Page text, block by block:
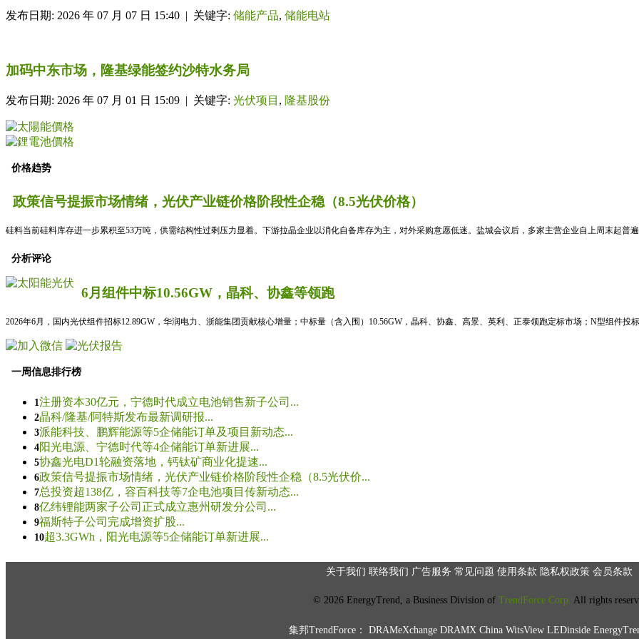
发布日期: 2026 年 07 月 07 日 15:40 | 关键字: 储能产品, 储能电站
加码中东市场，隆基绿能签约沙特水务局
发布日期: 2026 年 07 月 01 日 15:09 | 关键字: 光伏项目 , 隆基股份
价格趋势
政策信号提振市场情绪，光伏产业链价格阶段性企稳（8.5光伏价格）
硅料当前硅料库存进一步累积至53万吨，供需结构性过剩压力显着。下游拉晶企业以消化自备库存为主，对外采购意愿低迷。盐城会议后，多家主营企业自上周末起普
分析评论
6月组件中标10.56GW，晶科、协鑫等领跑
2026年6月，国内光伏组件招标12.89GW，华润电力、浙能集团贡献核心增量；中标量（含入围）10.56GW，晶科、协鑫、高景、英利、正泰领跑定标市场；N型组件投标
一周信息排行榜
1注册资本30亿元，宁德时代成立电池销售新子公司...
2晶科/隆基/阿特斯发布最新调研报...
3派能科技、鹏辉能源等5企储能订单及项目新动态...
4阳光电源、宁德时代等4企储能订单新进展...
5协鑫光电D1轮融资落地，钙钛矿商业化提速...
6政策信号提振市场情绪，光伏产业链价格阶段性企稳（8.5光伏价...
7总投资超138亿，容百科技等7企电池项目传新动态...
8亿纬锂能两家子公司正式成立惠州研发分公司...
9福斯特子公司完成增资扩股...
10超3.3GWh，阳光电源等5企储能订单新进展...
关于我们 联络我们 广告服务 常见问题 使用条款 隐私权政策 会员条款
© 2026 EnergyTrend, a Business Division of TrendForce Corp. All rights
集邦TrendForce： DRAMeXchange DRAMX China WitsView LEDinside